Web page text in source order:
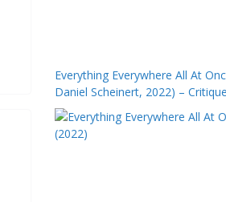
Everything Everywhere All At
Daniel Scheinert, 2022) –